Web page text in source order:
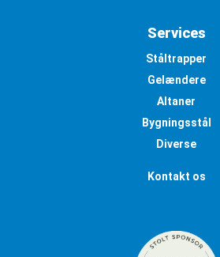
Services
Ståltrapper
Gelændere
Altaner
Bygningsstål
Diverse
Kontakt os